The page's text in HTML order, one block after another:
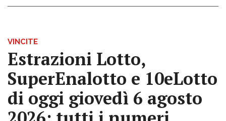
VINCITE
Estrazioni Lotto,
SuperEnalotto e 10eLotto
di oggi giovedì 6 agosto